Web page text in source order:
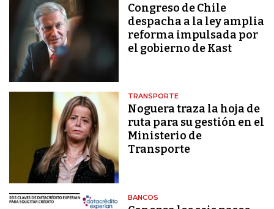
Congreso de Chile
despacha a la ley amplia
reforma impulsada por
el gobierno de Kast
TRANSPORTE
Noguera traza la hoja de
ruta para su gestión en el
Ministerio de
Transporte
BANCOS